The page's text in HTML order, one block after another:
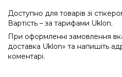
Доступно для товарів зі
Вартість – за тарифами Uklon.
При оформленні замовлення
доставка Uklon» та напишіть
коментарі.